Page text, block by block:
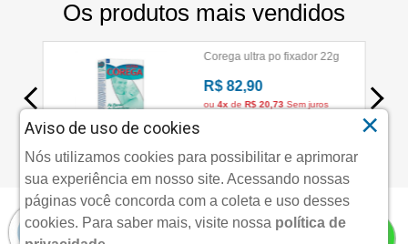
Aviso de uso de cookies
Nós utilizamos cookies para possibilitar e aprimorar
sua experiência em nosso site. Acessando nossas
páginas você concorda com a coleta e uso desses
cookies. Para saber mais, visite nossa política de
×